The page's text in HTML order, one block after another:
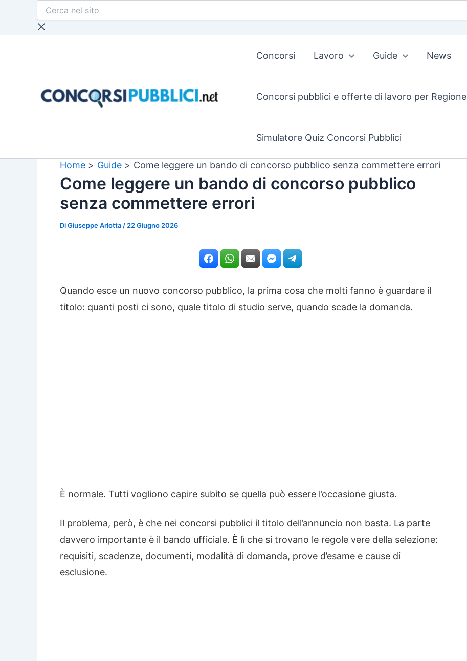
Cerca
sito
Concorsi Lavoro Guide News
Concorsi pubblici e offerte di lavoro per Regione
Simulatore Quiz Concorsi Pubblici
Home Guide Come leggere un bando di concorso pubblico senza commettere errori
Come leggere un bando di concorso pubblico
senza commettere errori
DiGiuseppe Arlotta / 22 Giugno 2026
Quando esce un nuovo concorso pubblico, la prima cosa che molti fanno è guardare il
titolo: quanti posti ci sono, quale titolo di studio serve, quando scade la domanda.
È normale. Tutti vogliono capire subito se quella può essere l’occasione giusta.
Il problema, però, è che nei concorsi pubblici il titolo dell’annuncio non basta. La parte
davvero importante è il bando ufficiale. È lì che si trovano le regole vere della selezione:
requisiti, scadenze, documenti, modalità di domanda, prove d’esame e cause di
esclusione.